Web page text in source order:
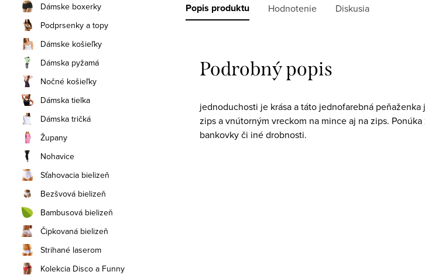
Dámske boxerky
Podprsenky a topy
Dámske košieľky
Dámska pyžamá
Nočné košieľky
Dámska tielka
Dámska tričká
Župany
Nohavice
Sťahovacia bielizeň
Bezšvová bielizeň
Bambusová bielizeň
Čipkovaná bielizeň
Strihané laserom
Kolekcia Disco a Funny
Popis produktu Hodnotenie Diskusia
Podrobný popis
jednoduchosti je krása a táto jednofarebná
zips a vnútorným vreckom na mince aj na zips.
bankovky či iné drobnosti.